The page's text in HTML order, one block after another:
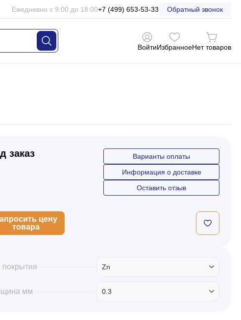
Ежедневно с 9:00 до 18:00+7 (499) 653-53-33 Обратный звонок
ВойтиИзбранноеНет товаров
заказ
Варианты оплаты
Информация о доставке
Оставить отзыв
цену
товара
покрытия Zn
мм 0.3